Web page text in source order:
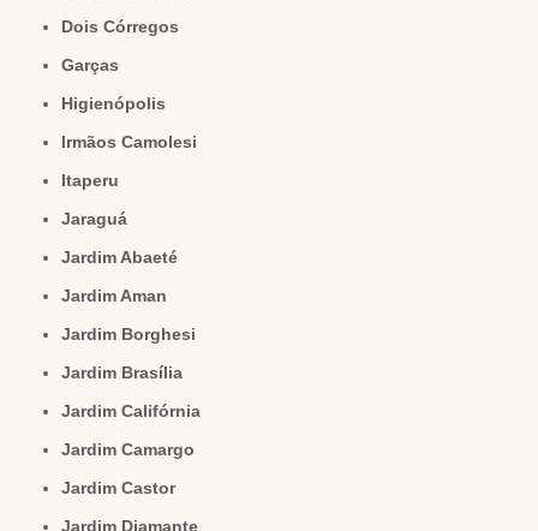
Dois Córregos
Garças
Higienópolis
Irmãos Camolesi
Itaperu
Jaraguá
Jardim Abaeté
Jardim Aman
Jardim Borghesi
Jardim Brasília
Jardim Califórnia
Jardim Camargo
Jardim Castor
Jardim Diamante